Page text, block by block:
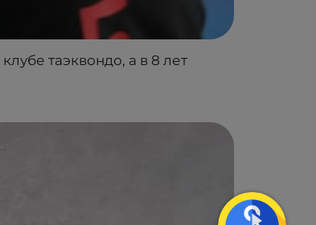
таэквондо, а в 8 лет